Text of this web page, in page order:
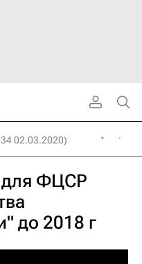
02.03.2020)
для ФЦСР
до 2018 г